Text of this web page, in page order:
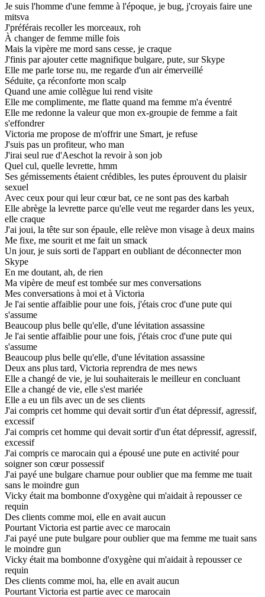
Je suis l'homme d'une femme à l'époque, je bug, j'croyais faire une
mitsva
J'préférais recoller les morceaux, roh
À changer de femme mille fois
Mais la vipère me mord sans cesse, je craque
J'finis par ajouter cette magnifique bulgare, pute, sur Skype
Elle me parle torse nu, me regarde d'un air émerveillé
Séduite, ça réconforte mon scalp
Quand une amie collègue lui rend visite
Elle me complimente, me flatte quand ma femme m'a éventré
Elle me redonne la valeur que mon ex-groupie de femme a fait
s'effondrer
Victoria me propose de m'offrir une Smart, je refuse
J'suis pas un profiteur, who man
J'irai seul rue d'Aeschot la revoir à son job
Quel cul, quelle levrette, hmm
Ses gémissements étaient crédibles, les putes éprouvent du plaisir
sexuel
Avec ceux pour qui leur cœur bat, ce ne sont pas des karbah
Elle abrège la levrette parce qu'elle veut me regarder dans les yeux,
elle craque
J'ai joui, la tête sur son épaule, elle relève mon visage à deux mains
Me fixe, me sourit et me fait un smack
Un jour, je suis sorti de l'appart en oubliant de déconnecter mon
Skype
En me doutant, ah, de rien
Ma vipère de meuf est tombée sur mes conversations
Mes conversations à moi et à Victoria
Je l'ai sentie affaiblie pour une fois, j'étais croc d'une pute qui
s'assume
Beaucoup plus belle qu'elle, d'une lévitation assassine
Je l'ai sentie affaiblie pour une fois, j'étais croc d'une pute qui
s'assume
Beaucoup plus belle qu'elle, d'une lévitation assassine
Deux ans plus tard, Victoria reprendra de mes news
Elle a changé de vie, je lui souhaiterais le meilleur en concluant
Elle a changé de vie, elle s'est mariée
Elle a eu un fils avec un de ses clients
J'ai compris cet homme qui devait sortir d'un état dépressif, agressif,
excessif
J'ai compris cet homme qui devait sortir d'un état dépressif, agressif,
excessif
J'ai compris ce marocain qui a épousé une pute en activité pour
soigner son cœur possessif
J'ai payé une bulgare charnue pour oublier que ma femme me tuait
sans le moindre gun
Vicky était ma bombonne d'oxygène qui m'aidait à repousser ce
requin
Des clients comme moi, elle en avait aucun
Pourtant Victoria est partie avec ce marocain
J'ai payé une pute bulgare pour oublier que ma femme me tuait sans
le moindre gun
Vicky était ma bombonne d'oxygène qui m'aidait à repousser ce
requin
Des clients comme moi, ha, elle en avait aucun
Pourtant Victoria est partie avec ce marocain